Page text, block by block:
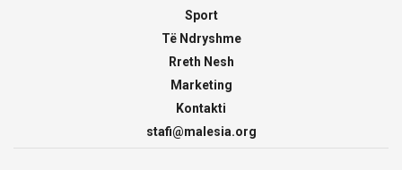
Sport
Të Ndryshme
Rreth Nesh
Marketing
Kontakti
stafi@malesia.org